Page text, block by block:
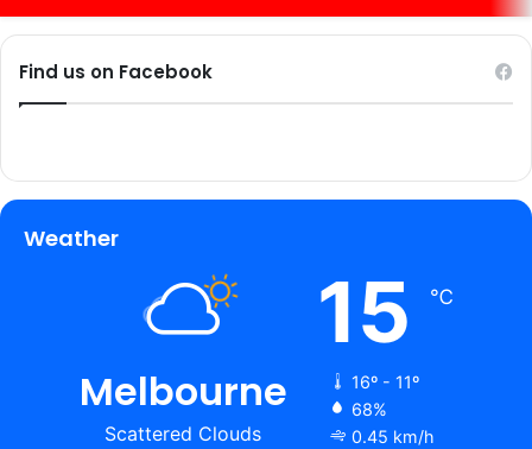
Find us on Facebook
Weather
Melbourne
Scattered Clouds
15 ℃
16º - 11º
68%
0.45 km/h